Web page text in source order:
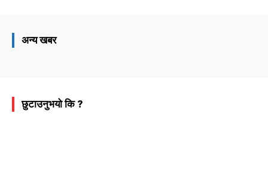
अन्य खबर
छुटाउनुभयो कि ?